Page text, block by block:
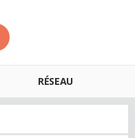
RÉSEAU